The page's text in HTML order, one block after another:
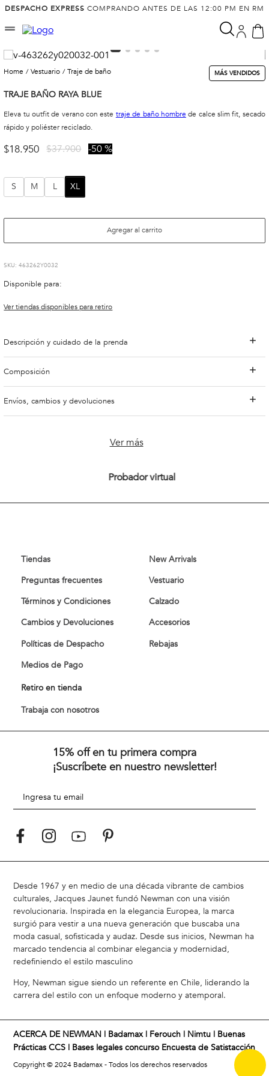
DESPACHO EXPRESS COMPRANDO ANTES DE LAS 12:00 PM EN RM
vestuario traje de baño MÁS VENDIDOS
TRAJE BAÑO RAYA BLUE
Eleva tu outfit de verano con este traje de baño hombre de calce slim fit, secado
rápido y poliéster reciclado.
$18.950 $37.900 50 %
S M L XL
Agregar al carrito
:463262Y0032
Disponible para:
Ver tiendas disponibles para retiro
Descripción y cuidado de la prenda
Composición
Envíos, cambios y devoluciones
Ver más
Probador virtual
Tiendas
Preguntas frecuentes
Términos y Condiciones
Cambios y Devoluciones
Políticas de Despacho
Medios de Pago
Retiro en tienda
Trabaja con nosotros
New Arrivals
Vestuario
Calzado
Accesorios
Rebajas
15% off en tu primera compra
¡Suscríbete en nuestro newsletter!
Desde 1967 y en medio de una década vibrante de cambios
culturales, Jacques Jaunet fundó Newman con una visión
revolucionaria. Inspirada en la elegancia Europea, la marca
surgió para vestir a una nueva generación que buscaba una
moda casual, sofisticada y audaz. Desde sus inicios, Newman ha
marcado tendencia al combinar elegancia y modernidad,
redefiniendo el estilo masculino
Hoy, Newman sigue siendo un referente en Chile, liderando la
carrera del estilo con un enfoque moderno y atemporal.
ACERCA DE NEWMAN | Badamax| Ferouch | Nimtu | Buenas
Prácticas CCS | Bases legales concurso Encuesta de Satistacción
Copyright © 2024 Badamax - Todos los derechos reservados